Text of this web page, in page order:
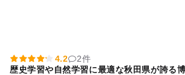
4.2
2件
歴史学習や自然学習に最適な秋田県が誇る博